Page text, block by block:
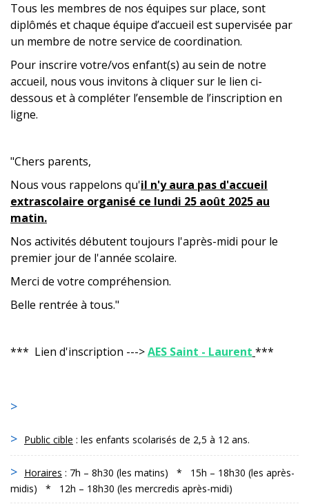
Tous les membres de nos équipes sur place, sont
diplômés et chaque équipe d’accueil est supervisée par
un membre de notre service de coordination.
Pour inscrire votre/vos enfant(s) au sein de notre
accueil, nous vous invitons à cliquer sur le lien ci-
dessous et à compléter l’ensemble de l’inscription en
ligne.
"Chers parents,
Nous vous rappelons qu'il n'y aura pas d'accueil
extrascolaire organisé ce lundi 25 août 2025 au
matin.
Nos activités débutent toujours l'après-midi pour le
premier jour de l'année scolaire.
Merci de votre compréhension.
Belle rentrée à tous."
*** Lien d'inscription --->AES Saint - Laurent ***
Public cible : les enfants scolarisés de 2,5 à 12 ans.
Horaires : 7h – 8h30 (les matins) * 15h – 18h30 (les après-
midis) * 12h – 18h30 (les mercredis après-midi)